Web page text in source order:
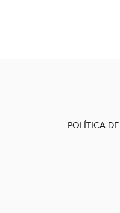
POLÍTICA